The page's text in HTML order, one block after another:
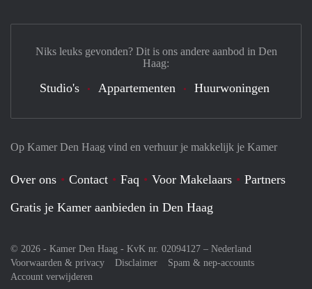
Op Kamer Den Haag vind en verhuur je makkelijk je Kamer
Over ons Contact Faq Voor Makelaars
Partners
Gratis je Kamer aanbieden in Den Haag
© 2026 - Kamer Den Haag - KvK nr. 02094127 – Nederland
Voorwaarden & privacy
Disclaimer
Spam & nep-accounts
Account verwijderen
Niks leuks gevonden? Dit is ons andere aanbod in Den
Haag:
Studio's Appartementen Huurwoningen